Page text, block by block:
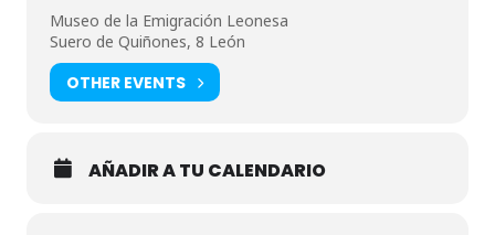
Museo de la Emigración Leonesa
Suero de Quiñones, 8 León
OTHER EVENTS
AÑADIR A TU CALENDARIO